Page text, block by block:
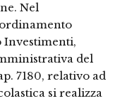
Nel
Investimenti,
del
7180, relativo ad
si realizza